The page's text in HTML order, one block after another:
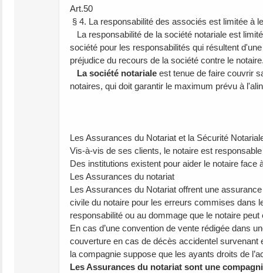
Art.50
§ 4. La responsabilité des associés est limitée à
La responsabilité de la société notariale est
société pour les responsabilités qui résultent
préjudice du recours de la société contre le
La société notariale est tenue de faire couvrir
notaires, qui doit garantir le maximum prévu à
Les Assurances du Notariat et la Sécurité
Vis-à-vis de ses clients, le notaire est
Des institutions existent pour aider le notaire face
Les Assurances du notariat
Les Assurances du Notariat offrent une
civile du notaire pour les erreurs commises dans
responsabilité ou au dommage que le notaire
En cas d’une convention de vente rédigée dans
couverture en cas de décès accidentel survenant
la compagnie suppose que les ayants droits de
Les Assurances du notariat sont une